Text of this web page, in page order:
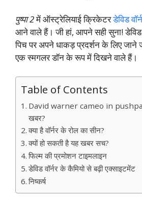
पुष्पा 2में ऑस्ट्रेलियाई क्रिकेटरडेविड
आने वाले हैं। जी हां, आपने सही सुना! डेविड
पिच पर अपने धाकड़ प्रदर्शन के लिए जाने
एक स्मगलर डॉन के रूप में दिखने वाले हैं।
Table of Contents
David warner cameo in
खबर?
क्या है वॉर्नर के रोल का सीन?
क्यों हो सकती है यह खबर सच?
फिल्म की प्रमोशन टाइमलाइन
डेविड वॉर्नर के कैमियो से बढ़ी एक्साइटमेंट
निष्कर्ष